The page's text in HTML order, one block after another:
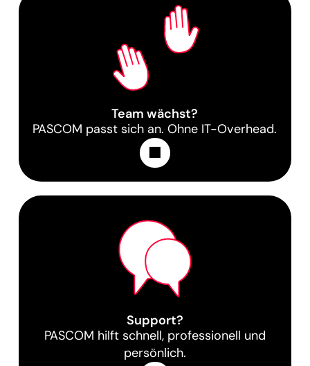
Team wächst?
PASCOM passt sich an. Ohne IT-Overhead.
Learn More
Support?
PASCOM hilft schnell, professionell und
persönlich.